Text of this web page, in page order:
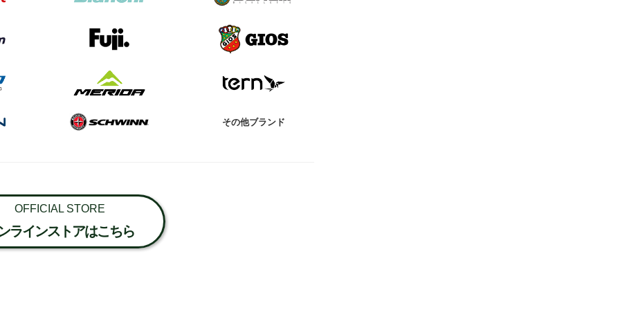
その他ブランド
OFFICIAL STORE
ラインストアはこちら